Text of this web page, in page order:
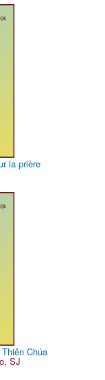
la prière
Chúa
SJ